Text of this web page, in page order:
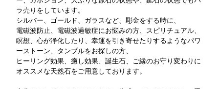
ラ売りをしています。
シルバー、ゴールド、ガラスなど、彫金をする時に、
電磁波防止、電磁波過敏症にお悩みの方、スピリチュアル、
瞑想、心が浄化したり、幸運を引き寄せたりするようなパワ
ーストーン、タンブルをお探しの方、
ヒーリング効果、癒し効果、誕生石、ご縁のお守り変わりに
オススメな天然石をご用意しております。